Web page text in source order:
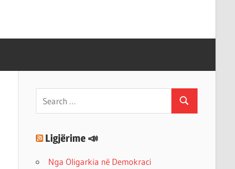
Search
Ligjërime 📣
Nga Oligarkia në Demokraci